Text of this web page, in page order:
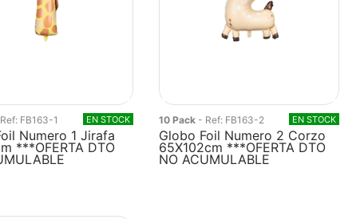
FB163-1 EN STOCK
Numero 1 Jirafa
***OFERTA DTO
10 Pack - Ref: FB163-2 EN STOCK
Globo Foil Numero 2 Corzo
65X102cm ***OFERTA DTO
NO ACUMULABLE